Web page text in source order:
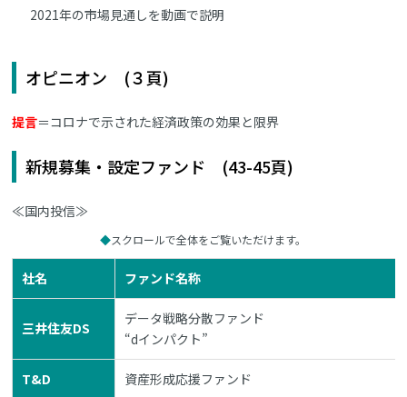
2021年の市場見通しを動画で説明
オピニオン (３頁)
提言＝コロナで示された経済政策の効果と限界
新規募集・設定ファンド (43-45頁)
≪国内投信≫
スクロールで全体をご覧いただけます。
社名 ファンド名称
三井住友DS
データ戦略分散ファンド
“dインパクト”
T&D 資産形成応援ファンド